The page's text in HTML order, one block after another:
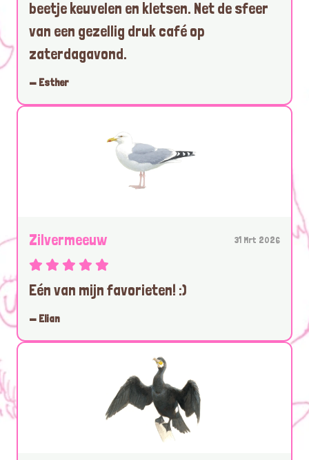
beetje keuvelen en kletsen. Net de sfeer
van een gezellig druk café op
zaterdagavond.
— Esther
Zilvermeeuw 31 Mrt 2026
Eén van mijn favorieten! :)
— Elian